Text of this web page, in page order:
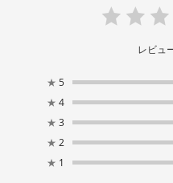
レビュ
★ 5
★ 4
★ 3
★ 2
★ 1